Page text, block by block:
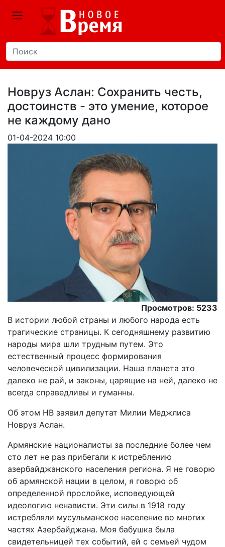
Новруз Аслан: Сохранить честь,
достоинств - это умение, которое
не каждому дано
01-04-2024 10:00
Просмотров: 5233
В истории любой страны и любого народа есть
трагические страницы. К сегодняшнему развитию
народы мира шли трудным путем. Это
естественный процесс формирования
человеческой цивилизации. Наша планета это
далеко не рай, и законы, царящие на ней, далеко не
всегда справедливы и гуманны.
Об этом НВ заявил депутат Милии Меджлиса
Новруз Аслан.
Армянские националисты за последние более чем
сто лет не раз прибегали к истреблению
азербайджанского населения региона. Я не говорю
об армянской нации в целом, я говорю об
определенной прослойке, исповедующей
идеологию ненависти. Эти силы в 1918 году
истребляли мусульманское население во многих
частях Азербайджана. Моя бабушка была
свидетельницей тех событий, ей с семьей чудом